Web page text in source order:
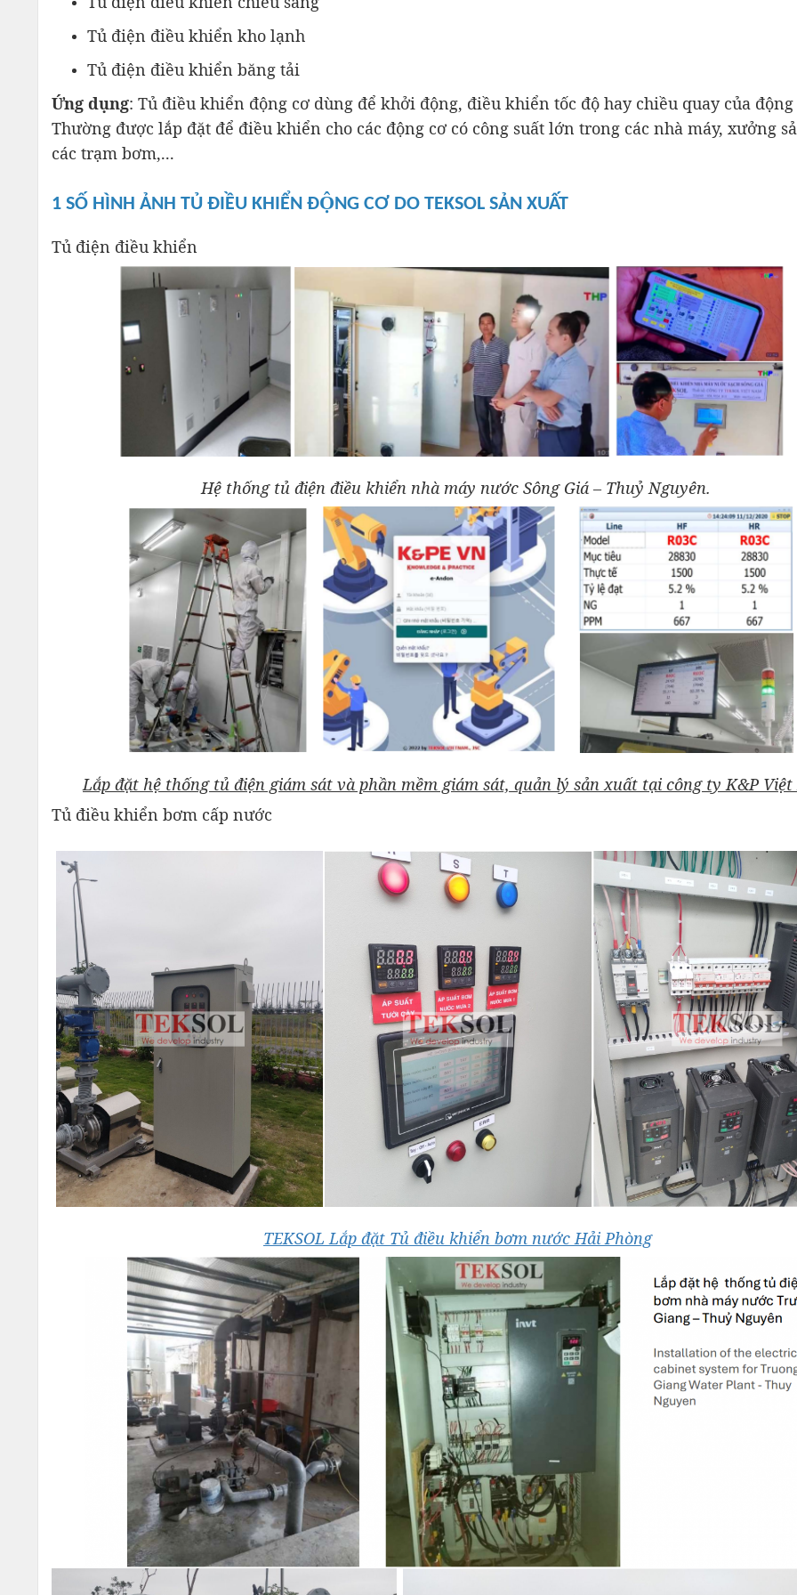
Tủ điện điều khiển kho lạnh
Tủ điện điều khiển băng tải
Ứng dụng: Tủ điều khiển động cơ dùng để khởi động, điều khiển tốc độ hay chiều quay của động
Thường được lắp đặt để điều khiển cho các động cơ có công suất lớn trong các nhà máy, xưởng
các trạm bơm,...
1 SỐ HÌNH ẢNH TỦ ĐIỀU KHIỂN ĐỘNG CƠ DO TEKSOL SẢN XUẤT
Tủ điện điều khiển
Hệ thống tủ điện điều khiển nhà máy nước Sông Giá – Thuỷ Nguyên.
Lắp đặt hệ thống tủ điện giám sát và phần mềm giám sát, quản lý sản xuất tại công ty K&P Việt
Tủ điều khiển bơm cấp nước
TEKSOL Lắp đặt Tủ điều khiển bơm nước Hải Phòng